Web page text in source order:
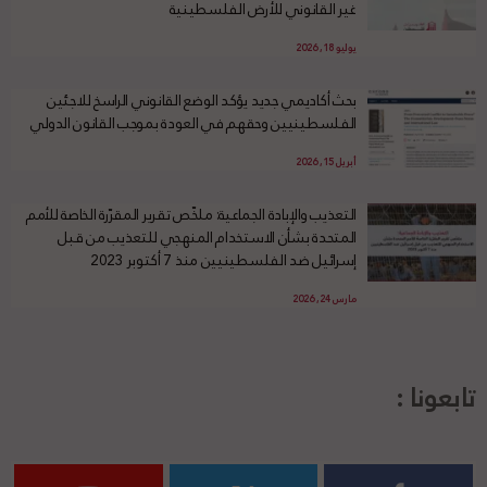
غير القانوني للأرض الفلسطينية
يوليو 18, 2026
بحث أكاديمي جديد يؤكد الوضع القانوني الراسخ للاجئين
الفلسطينيين وحقهم في العودة بموجب القانون الدولي
أبريل 15, 2026
التعذيب والإبادة الجماعية: ملخّص تقرير المقرّرة الخاصة للأمم
المتحدة بشأن الاستخدام المنهجي للتعذيب من قبل
إسرائيل ضد الفلسطينيين منذ 7 أكتوبر 2023
مارس 24, 2026
تابعونا :